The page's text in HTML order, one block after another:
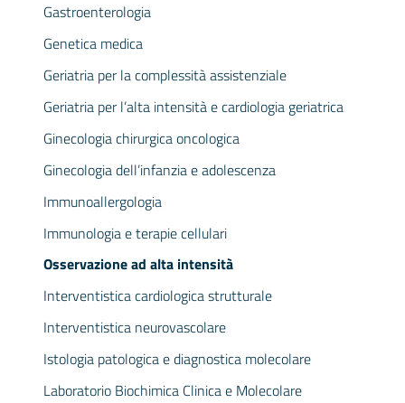
Gastroenterologia
Genetica medica
Geriatria per la complessità assistenziale
Geriatria per l’alta intensità e cardiologia geriatrica
Ginecologia chirurgica oncologica
Ginecologia dell’infanzia e adolescenza
Immunoallergologia
Immunologia e terapie cellulari
Osservazione ad alta intensità
Interventistica cardiologica strutturale
Interventistica neurovascolare
Istologia patologica e diagnostica molecolare
Laboratorio Biochimica Clinica e Molecolare